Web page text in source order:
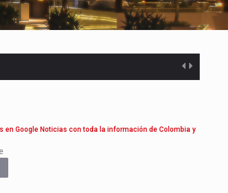
en Google Noticias con toda la información de Colombia y